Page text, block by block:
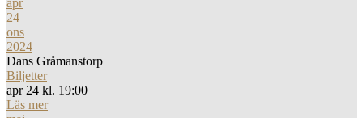
apr
24
ons
2024
Dans Gråmanstorp
Biljetter
apr 24 kl. 19:00
Läs mer